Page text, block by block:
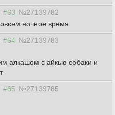
#63 №27139782
ночное время
#64 №27139783
алкашом с айкью собаки и
#65 №27139785